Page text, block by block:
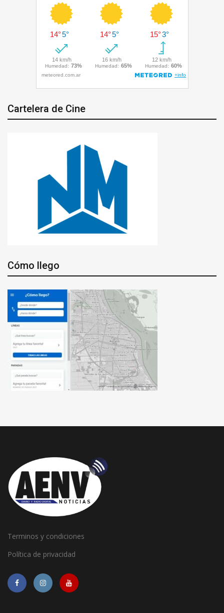
Cartelera de Cine
Cómo llego
Terminos y condiciones
Política de privacidad